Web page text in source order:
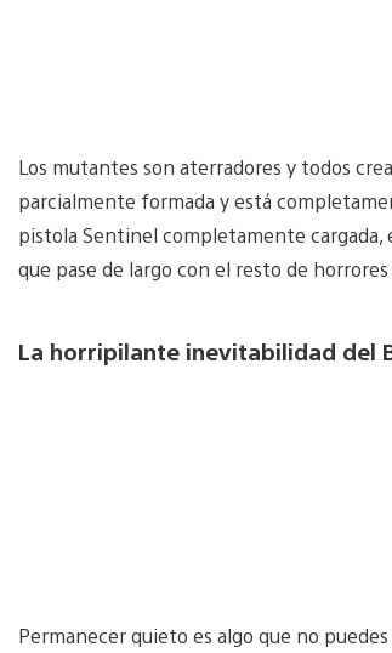
Los mutantes son aterradores y todos
parcialmente formada y está
pistola Sentinel completamente cargada,
que pase de largo con el resto de
La horripilante inevitabilidad del
Permanecer quieto es algo que no